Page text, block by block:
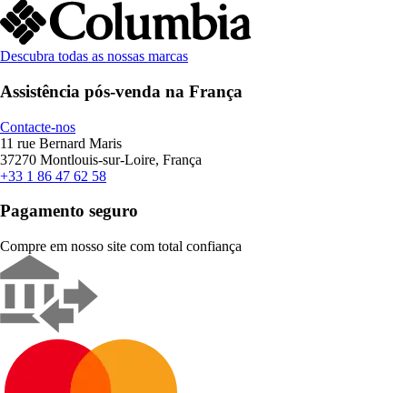
Descubra todas as nossas marcas
Assistência pós-venda na França
Contacte-nos
11 rue Bernard Maris
37270 Montlouis-sur-Loire, França
+33 1 86 47 62 58
Pagamento seguro
Compre em nosso site com total confiança